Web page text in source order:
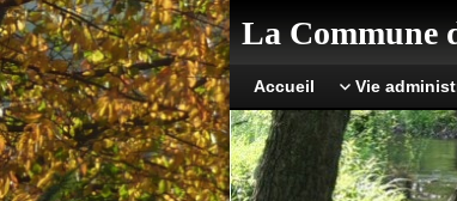
La Commune
Accueil Vie